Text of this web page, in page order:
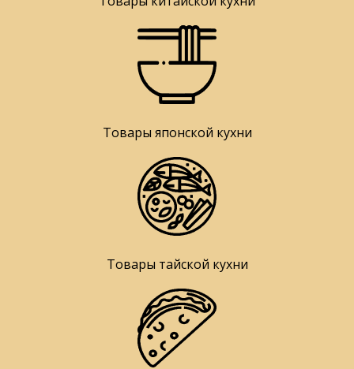
Товары японской кухни
Товары тайской кухни